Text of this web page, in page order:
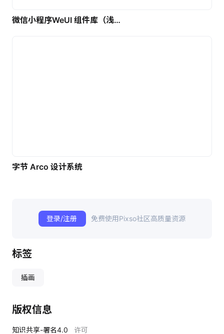
微信小程序WeUI 组件库（浅色）| 免费UI设计素材
字节 Arco 设计系统
登录/注册 免费使用Pixso社区高质量资源
标签
插画
版权信息
知识共享-署名4.0 许可